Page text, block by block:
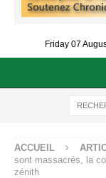
Friday 07
ACCUEIL
sont massacrés, la
zénith